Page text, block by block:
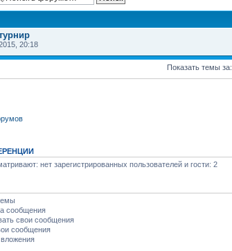
20:18
Показать темы за:
нет зарегистрированных пользователей и гости: 2
сообщения
свои сообщения
сообщения